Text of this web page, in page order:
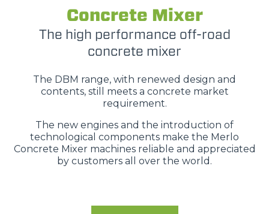
Concrete Mixer
The high performance off-road
concrete mixer
The DBM range, with renewed design and
contents, still meets a concrete market
requirement.
The new engines and the introduction of
technological components make the Merlo
Concrete Mixer machines reliable and appreciated
by customers all over the world.